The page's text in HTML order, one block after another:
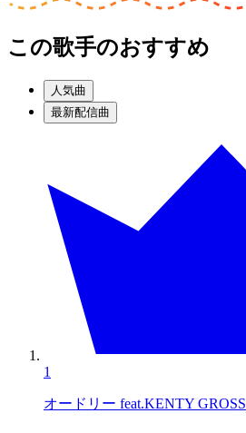
この歌手のおすすめ
人気曲
最新配信曲
1
オードリー feat.KENTY GROSS